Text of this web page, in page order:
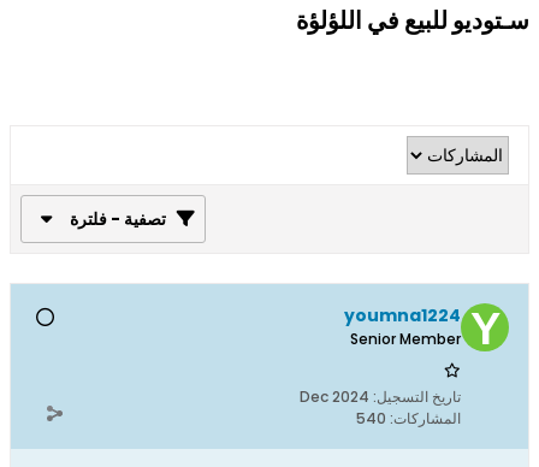
سـتوديو للبيع في اللؤلؤة
تصفية - فلترة
youmna1224
Senior Member
تاريخ التسجيل: Dec 2024
المشاركات: 540